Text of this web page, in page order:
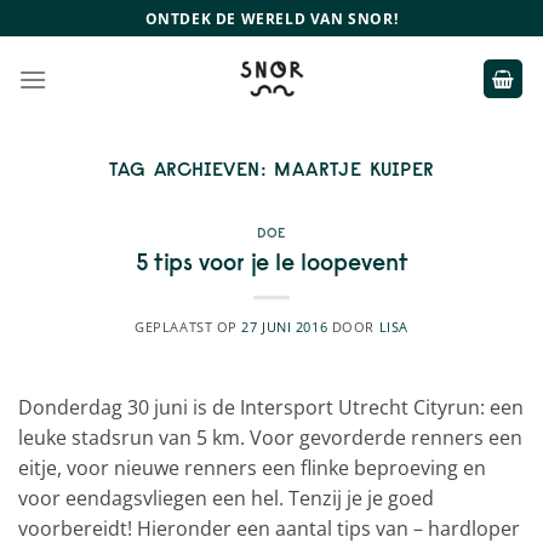
naar
inhoud
ONTDEK DE WERELD VAN SNOR!
TAG ARCHIEVEN: MAARTJE KUIPER
DOE
5 tips voor je 1e loopevent
GEPLAATST OP 27 JUNI 2016 DOOR LISA
Donderdag 30 juni is de Intersport Utrecht Cityrun: een
leuke stadsrun van 5 km. Voor gevorderde renners een
eitje, voor nieuwe renners een flinke beproeving en
voor eendagsvliegen een hel. Tenzij je je goed
voorbereidt! Hieronder een aantal tips van – hardloper